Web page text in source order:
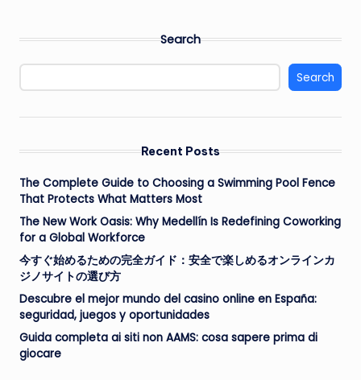
Search
Search
Recent Posts
The Complete Guide to Choosing a Swimming Pool Fence
That Protects What Matters Most
The New Work Oasis: Why Medellín Is Redefining Coworking
for a Global Workforce
今すぐ始めるための完全ガイド：安全で楽しめるオンラインカ
ジノサイトの選び方
Descubre el mejor mundo del casino online en España:
seguridad, juegos y oportunidades
Guida completa ai siti non AAMS: cosa sapere prima di
giocare